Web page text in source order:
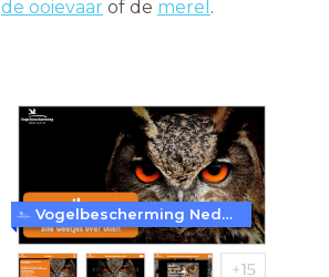
de ooievaar of de merel .
Vogelbescherming Nederland